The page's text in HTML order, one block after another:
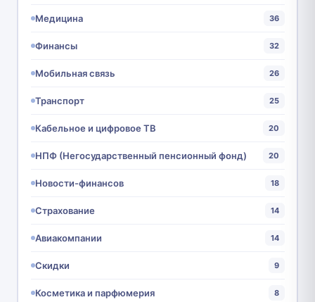
Медицина 36
Финансы 32
Мобильная связь 26
Транспорт 25
Кабельное и цифровое ТВ 20
НПФ (Негосударственный пенсионный фонд) 20
Новости-финансов 18
Страхование 14
Авиакомпании 14
Скидки 9
Косметика и парфюмерия 8